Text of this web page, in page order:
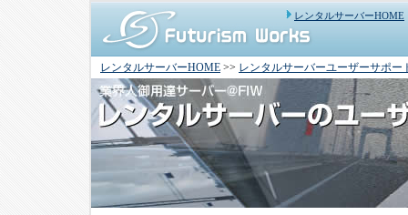
レンタルサーバーHOME
レンタルサーバーHOME >> レンタルサーバーユーザーサポー